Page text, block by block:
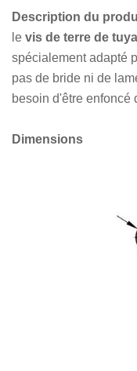
Description du
le vis de terre de
spécialement adapté
pas de bride ni de
besoin d'être enfoncé
Dimensions